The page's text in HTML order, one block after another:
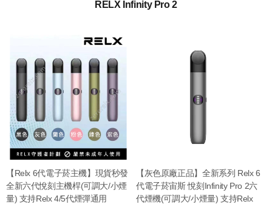
RELX Infinity Pro 2
【Relx 6代電子菸主機】現貨秒發
全新六代悅刻主機桿(可調大/小煙
量) 支持Relx 4/5代煙彈通用
【灰色原廠正品】全新系列 Relx 6
代電子菸宙斯 悅刻Infinity Pro 2六
代煙機(可調大/小煙量) 支持Relx